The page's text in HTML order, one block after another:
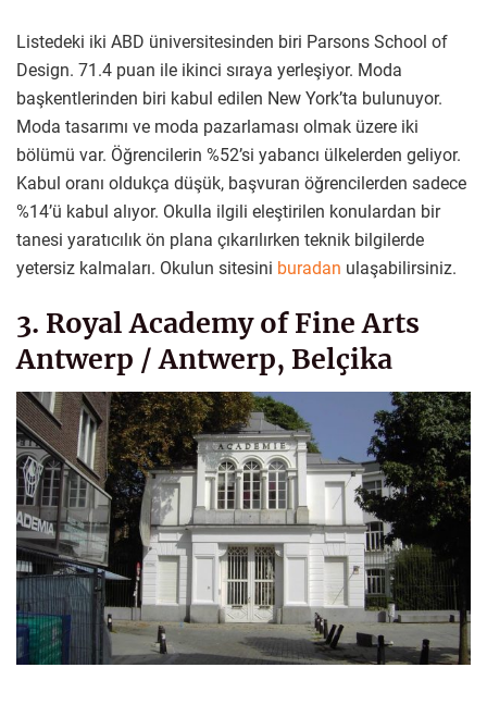
Listedeki iki ABD üniversitesinden biri Parsons School of
Design. 71.4 puan ile ikinci sıraya yerleşiyor. Moda
başkentlerinden biri kabul edilen New York’ta bulunuyor.
Moda tasarımı ve moda pazarlaması olmak üzere iki
bölümü var. Öğrencilerin %52’si yabancı ülkelerden geliyor.
Kabul oranı oldukça düşük, başvuran öğrencilerden sadece
%14’ü kabul alıyor. Okulla ilgili eleştirilen konulardan bir
tanesi yaratıcılık ön plana çıkarılırken teknik bilgilerde
yetersiz kalmaları. Okulun sitesini buradan ulaşabilirsiniz.
3. Royal Academy of Fine Arts
Antwerp / Antwerp, Belçika